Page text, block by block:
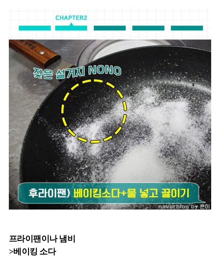
프라이팬이나 냄비
>베이킹 소다